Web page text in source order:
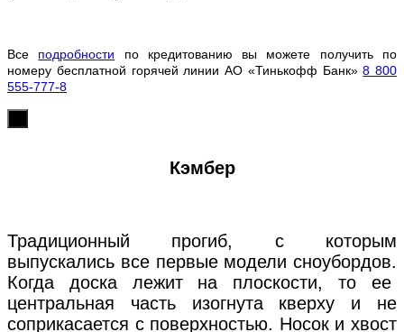
Все подробности по кредитованию вы можете получить по
номеру бесплатной горячей линии АО «Тинькофф Банк»8 800
555-777-8
Кэмбер
Традиционный прогиб, с которым
выпускались все первые модели сноубордов.
Когда доска лежит на плоскости, то ее
центральная часть изогнута кверху и не
соприкасается с поверхностью. Носок и хвост